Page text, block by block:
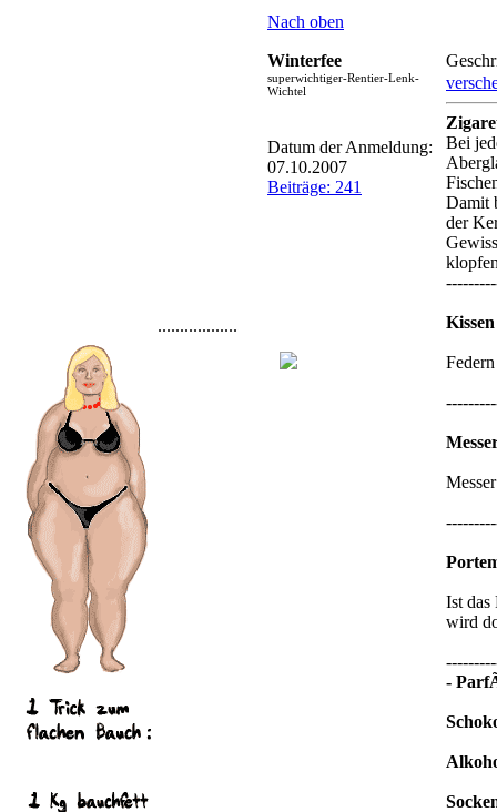
..................
Nach oben
Winterfee
superwichtiger-Rentier-Lenk-
Wichtel
Datum der Anmeldung:
07.10.2007
Beiträge: 241
Bei
Damit
der
Kissen
Ist das
wird
-